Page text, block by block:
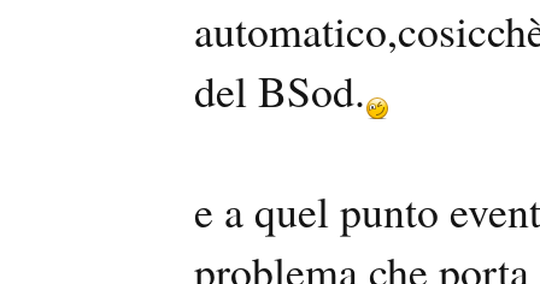
del BSod.
e a quel punto
problema che